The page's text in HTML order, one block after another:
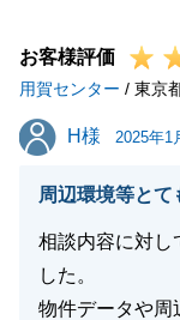
お客様評価
用賀センター / 東京
H様
H様 2025年1
周辺環境等とて
相談内容に対し
した。
物件データや周